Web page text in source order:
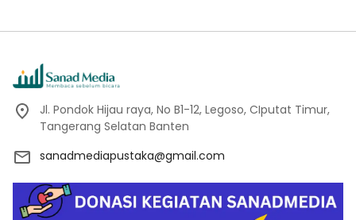
Jl. Pondok Hijau raya, No B1-12, Legoso, CIputat Timur,
Tangerang Selatan Banten
sanadmediapustaka@gmail.com